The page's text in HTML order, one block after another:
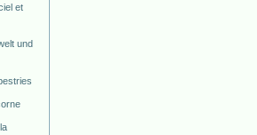
et
und